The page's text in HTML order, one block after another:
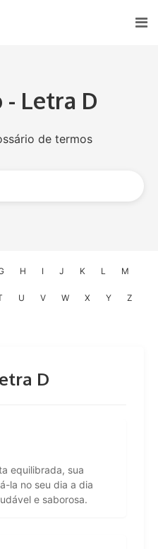
Letra D
de termos
H I J K L M
U V W X Y Z
D
equilibrada, sua
la no seu dia a dia
e saborosa.